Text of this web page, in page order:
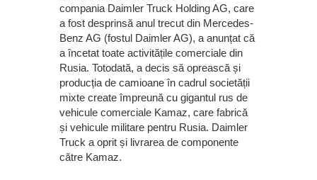
compania Daimler Truck Holding AG, care
a fost desprinsă anul trecut din Mercedes-
Benz AG (fostul Daimler AG), a anunțat că
a încetat toate activitățile comerciale din
Rusia. Totodată, a decis să oprească și
producția de camioane în cadrul societății
mixte create împreună cu gigantul rus de
vehicule comerciale Kamaz, care fabrică
și vehicule militare pentru Rusia. Daimler
Truck a oprit și livrarea de componente
către Kamaz.